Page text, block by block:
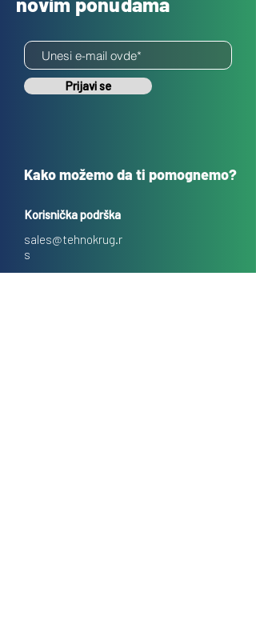
Prijavi se
Kako možemo da ti pomognemo?
Korisnička podrška
sales@tehnokrug.r
s